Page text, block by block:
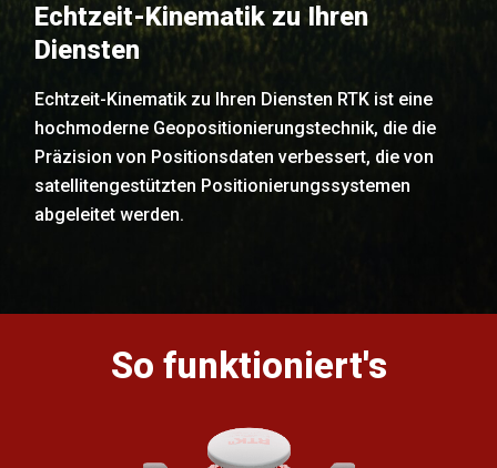
Echtzeit-Kinematik zu Ihren
Diensten
Echtzeit-Kinematik zu Ihren Diensten RTK ist eine
hochmoderne Geopositionierungstechnik, die die
Präzision von Positionsdaten verbessert, die von
satellitengestützten Positionierungssystemen
abgeleitet werden.
So funktioniert's